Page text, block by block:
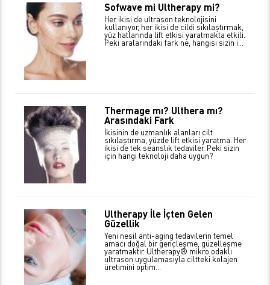
Sofwave mi Ultherapy mi?
Her ikisi de ultrason teknolojisini
kullanıyor, her ikisi de cildi sıkılaştırmak,
yüz hatlarında lift etkisi yaratmakta etkili.
Peki aralarındaki fark ne, hangisi sizin i...
Thermage mı? Ulthera mı?
Arasındaki Fark
İkisinin de uzmanlık alanları cilt
sıkılaştırma, yüzde lift etkisi yaratma. Her
ikisi de tek seanslık tedaviler. Peki sizin
için hangi teknoloji daha uygun?
Ultherapy İle İçten Gelen
Güzellik
Yeni nesil anti-aging tedavilerin temel
amacı doğal bir gençleşme, güzelleşme
yaratmaktır. Ultherapy® mikro odaklı
ultrason uygulamasıyla ciltteki kolajen
üretimini optim...